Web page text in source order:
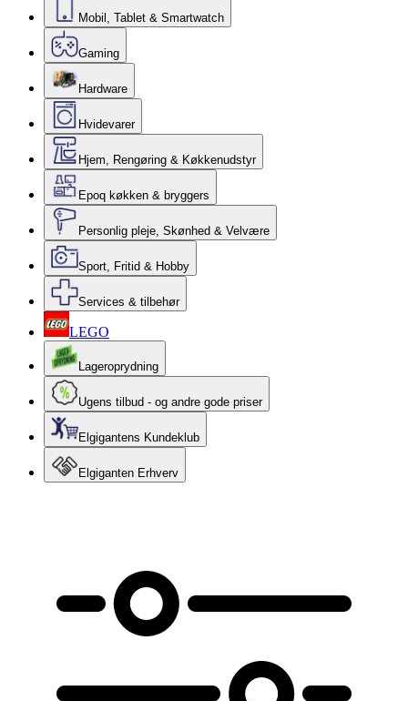
Mobil, Tablet & Smartwatch
Gaming
Hardware
Hvidevarer
Hjem, Rengøring & Køkkenudstyr
Epoq køkken & bryggers
Personlig pleje, Skønhed & Velvære
Sport, Fritid & Hobby
Services & tilbehør
LEGO
Lageroprydning
Ugens tilbud - og andre gode priser
Elgigantens Kundeklub
Elgiganten Erhverv